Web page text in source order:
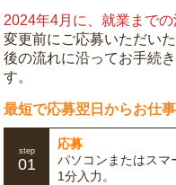
2024年4月に、就業まで
変更前にご応募いただい
後の流れに沿ってお手続
す。
最短で応募翌日からお仕
step
01
応募
パソコンまたはスマ
1分入力。